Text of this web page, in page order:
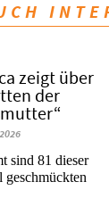
zeigt über
der
sind 81 dieser
geschmückten